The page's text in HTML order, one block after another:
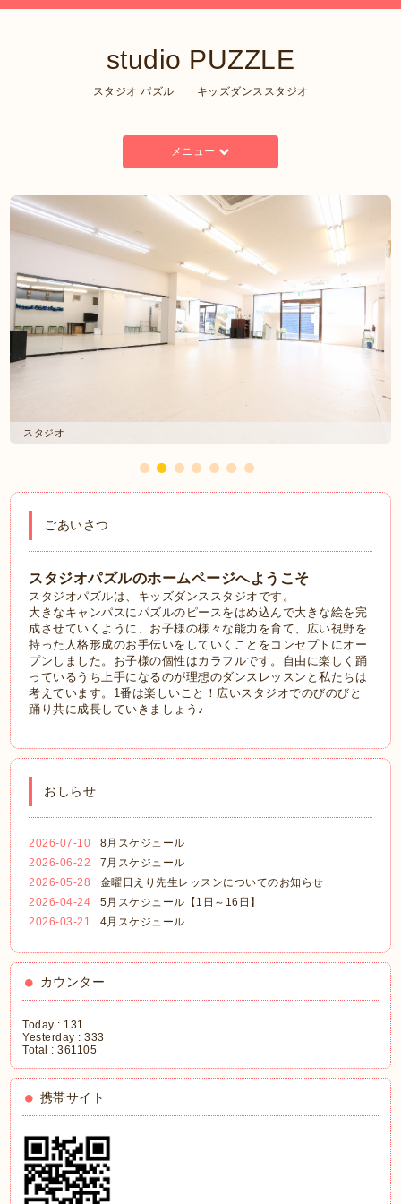
studio PUZZLE
スタジオ パズル キッズダンススタジオ
メニュー
スタジオ
ごあいさつ
スタジオパズルのホームページへようこそ
スタジオパズルは、キッズダンススタジオです。
大きなキャンパスにパズルのピースをはめ込んで大きな絵を完
成させていくように、お子様の様々な能力を育て、広い視野を
持った人格形成のお手伝いをしていくことをコンセプトにオー
プンしました。お子様の個性はカラフルです。自由に楽しく踊
っているうち上手になるのが理想のダンスレッスンと私たちは
考えています。1番は楽しいこと！広いスタジオでのびのびと
踊り共に成長していきましょう♪
おしらせ
2026-07-10
8月スケジュール
2026-06-22
7月スケジュール
2026-05-28
金曜日えり先生レッスンについてのお知らせ
2026-04-24
5月スケジュール【1日～16日】
2026-03-21
4月スケジュール
カウンター
Today : 131
Yesterday :333
Total :361105
携帯サイト